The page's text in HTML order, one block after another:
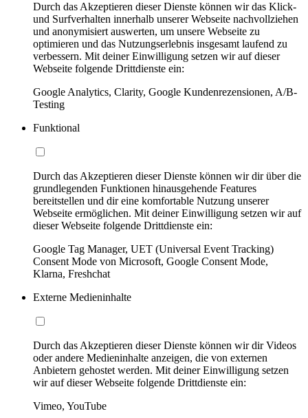
Durch das Akzeptieren dieser Dienste können wir das Klick-
und Surfverhalten innerhalb unserer Webseite nachvollziehen
und anonymisiert auswerten, um unsere Webseite zu
optimieren und das Nutzungserlebnis insgesamt laufend zu
verbessern. Mit deiner Einwilligung setzen wir auf dieser
Webseite folgende Drittdienste ein:
Google Analytics, Clarity, Google Kundenrezensionen, A/B-
Testing
Funktional
Durch das Akzeptieren dieser Dienste können wir dir über die
grundlegenden Funktionen hinausgehende Features
bereitstellen und dir eine komfortable Nutzung unserer
Webseite ermöglichen. Mit deiner Einwilligung setzen wir auf
dieser Webseite folgende Drittdienste ein:
Google Tag Manager, UET (Universal Event Tracking)
Consent Mode von Microsoft, Google Consent Mode,
Klarna, Freshchat
Externe Medieninhalte
Durch das Akzeptieren dieser Dienste können wir dir Videos
oder andere Medieninhalte anzeigen, die von externen
Anbietern gehostet werden. Mit deiner Einwilligung setzen
wir auf dieser Webseite folgende Drittdienste ein:
Vimeo, YouTube